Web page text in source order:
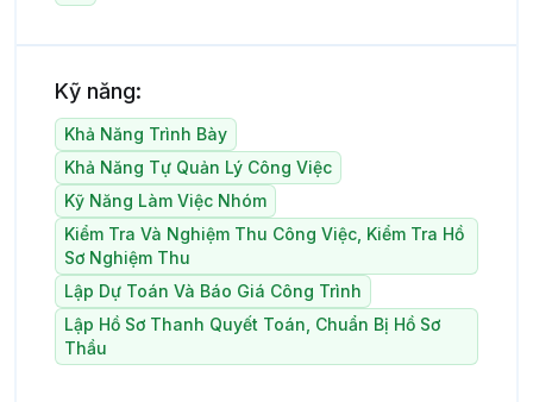
Kỹ năng:
Khả Năng Trình Bày
Khả Năng Tự Quản Lý Công Việc
Kỹ Năng Làm Việc Nhóm
Kiểm Tra Và Nghiệm Thu Công Việc, Kiểm Tra Hồ
Sơ Nghiệm Thu
Lập Dự Toán Và Báo Giá Công Trình
Lập Hồ Sơ Thanh Quyết Toán, Chuẩn Bị Hồ Sơ
Thầu